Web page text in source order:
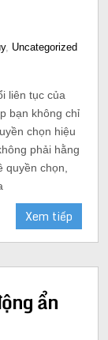
, Uncategorized
liên tục của
bạn không chỉ
chọn hiệu
phải hằng
chọn,
Xem tiếp
ẩn